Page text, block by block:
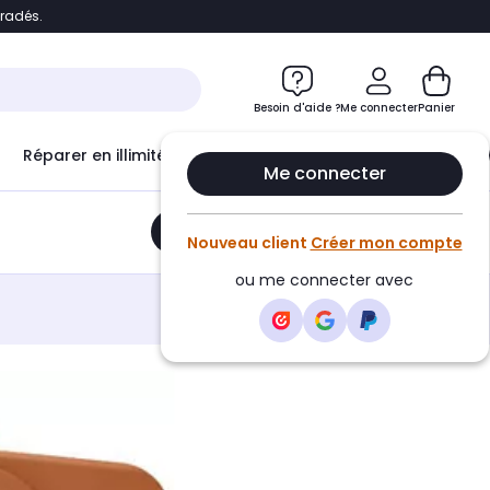
Accéder directement au chatbot
Besoin d'aide ?Me connecter
Me connecter
Nouveau client Créer mon compte
ou me connecter avec
Panier
Réparer en illimité avec Le Club Infinity
Ajouter au panier